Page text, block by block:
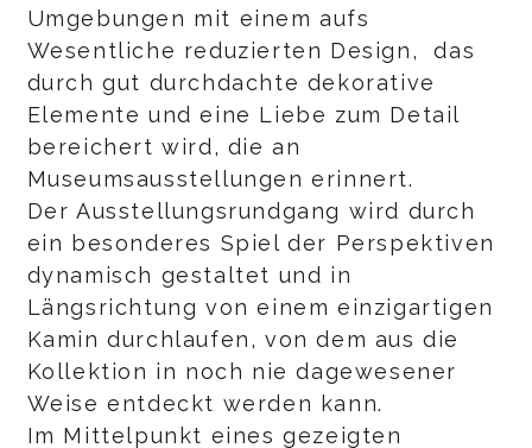
Umgebungen mit einem aufs
Wesentliche reduzierten Design, das
durch gut durchdachte dekorative
Elemente und eine Liebe zum Detail
bereichert wird, die an
Museumsausstellungen erinnert.
Der Ausstellungsrundgang wird durch
ein besonderes Spiel der Perspektiven
dynamisch gestaltet und in
Längsrichtung von einem einzigartigen
Kamin durchlaufen, von dem aus die
Kollektion in noch nie dagewesener
Weise entdeckt werden kann.
Im Mittelpunkt eines gezeigten